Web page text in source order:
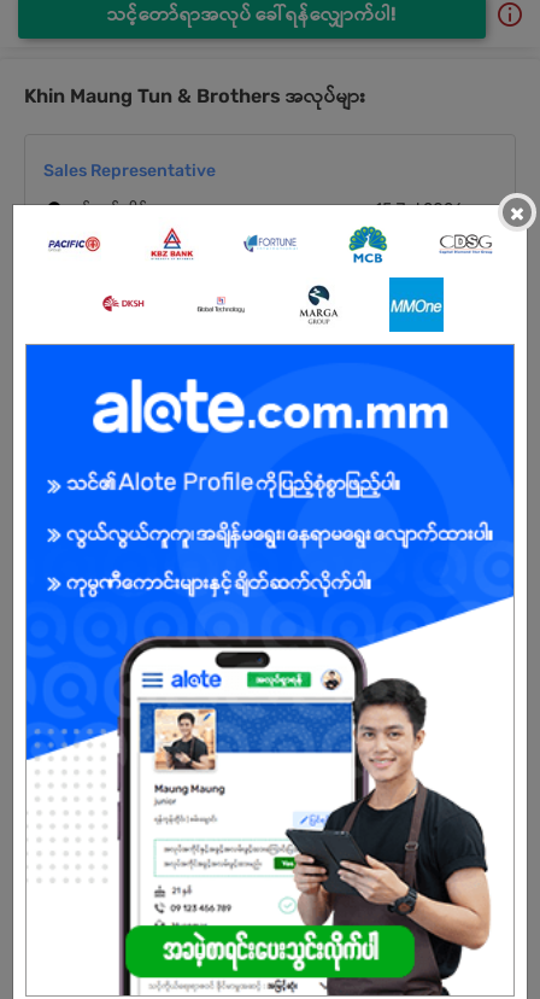
သင့်တော်ရာအလုပ် ခေါ်ရန်လျှောက်ပါ!
Khin Maung Tun & Brothers အလုပ်များ
Sales Representative
ရန်ကုန်တိုင်း
15 Jul 2026
5 ဦး
လစာကြည့်မယ်
Warehouse Supervisor
ရန်ကုန်တိုင်း
15 Jul 2026
ကြည့်ရန်
အလုပ်အားလုံးကိုကြည့်မည်။
ကုမ္ပဏီ၏မျှော်မှန်းချက်နှင့်တာဝန်
ကျွန်ုပ်တို့ကုမ္ပဏီသည် ဖောက်သည်များအမြင်တွင် ယုံကြည်စိတ်ချရပြီး ၊
လူ့အဖွဲ့အစည်းအတွက် အထောက်အကူဖြစ် စေသော ထုတ်ကုန် သို့မဟုတ်
ဝန်ဆောင်မှုများကို ရှာဖွေနေသည့် ဖောက်သည်များအတွက် ထိပ်တန်း
ရွေးချယ်မှုတစ်ခု ဖြစ်လာရန် Khin Maung Tun & Brothers Co.,Ltd မှ
ဝန်ထမ်းများက စဉ်ဆက်မပြတ်ကြိုးပမ်းလျက်ရှိပါသည်။ Khin Maung Tun
& Brothers Co.,Ltd သည် ဖောက်သည်များ၏ မျှော်မှန်းချက်ထက်ကျော်
လွန်၍ အနာဂတ်တွင် ထုတ်ကုန်များနှင့် ဝန်ဆောင်မှုများအား မြှင့်တင်ရန်
×